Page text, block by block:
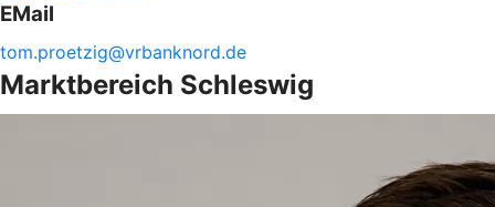
EMail
tom.proetzig@vrbanknord.de
Marktbereich Schleswig